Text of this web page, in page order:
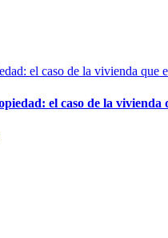
el caso de la vivienda que
el caso de la vivienda